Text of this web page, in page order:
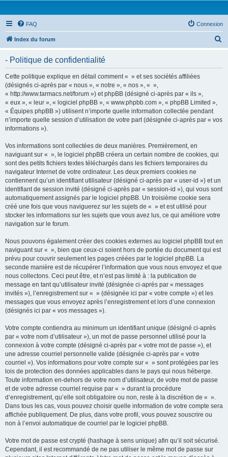
FAQ Connexion
Index du forum
- Politique de confidentialité
Cette politique explique en détail comment « » et ses sociétés affiliées
(désignés ci-après par « nous », « notre », « nos », « »,
« http://www.tarmacs.net/forum ») et phpBB (désigné ci-après par « ils »,
« eux », « leur », « logiciel phpBB », « www.phpbb.com », « phpBB Limited »,
« Équipes phpBB ») utilisent n’importe quelle information collectée pendant
n’importe quelle session d’utilisation de votre part (désignée ci-après par « vos
informations »).
Vos informations sont collectées de deux manières. Premièrement, en
naviguant sur « », le logiciel phpBB créera un certain nombre de cookies, qui
sont des petits fichiers textes téléchargés dans les fichiers temporaires du
navigateur Internet de votre ordinateur. Les deux premiers cookies ne
contiennent qu’un identifiant utilisateur (désigné ci-après par « user-id ») et un
identifiant de session invité (désigné ci-après par « session-id »), qui vous sont
automatiquement assignés par le logiciel phpBB. Un troisième cookie sera
créé une fois que vous naviguerez sur les sujets de « » et est utilisé pour
stocker les informations sur les sujets que vous avez lus, ce qui améliore votre
navigation sur le forum.
Nous pouvons également créer des cookies externes au logiciel phpBB tout en
naviguant sur « », bien que ceux-ci soient hors de portée du document qui est
prévu pour couvrir seulement les pages créées par le logiciel phpBB. La
seconde manière est de récupérer l’information que vous nous envoyez et que
nous collectons. Ceci peut être, et n’est pas limité à : la publication de
message en tant qu’utilisateur invité (désignée ci-après par « messages
invités »), l’enregistrement sur « » (désignée ici par « votre compte ») et les
messages que vous envoyez après l’enregistrement et lors d’une connexion
(désignés ici par « vos messages »).
Votre compte contiendra au minimum un identifiant unique (désigné ci-après
par « votre nom d’utilisateur »), un mot de passe personnel utilisé pour la
connexion à votre compte (désigné ci-après par « votre mot de passe »), et
une adresse courriel personnelle valide (désignée ci-après par « votre
courriel »). Vos informations pour votre compte sur « » sont protégées par les
lois de protection des données applicables dans le pays qui nous héberge.
Toute information en-dehors de votre nom d’utilisateur, de votre mot de passe
et de votre adresse courriel requise par « » durant la procédure
d’enregistrement, qu’elle soit obligatoire ou non, reste à la discrétion de « ».
Dans tous les cas, vous pouvez choisir quelle information de votre compte sera
affichée publiquement. De plus, dans votre profil, vous pouvez souscrire ou
non à l’envoi automatique de courriel par le logiciel phpBB.
Votre mot de passe est crypté (hashage à sens unique) afin qu’il soit sécurisé.
Cependant, il est recommandé de ne pas utiliser le même mot de passe sur